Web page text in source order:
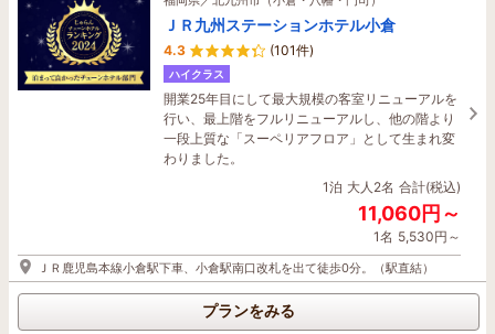
10,340円～
●西鉄久留米駅より車で3分、JR久留米駅より車で3分●福岡空港連絡バス停
プランをみる
ホテルグランスパ アベニュー
4.3
(1,697件)
甘木ICより車で7分、筑後小郡ICより車で19分、
11種の貸切風呂や大浴場・露天風呂で源泉かけ流
しpH10.0天然温泉を満喫◆天然温泉付客室も好
ＪＲ九州ステーションホテル小倉
4.3 (101件)
ハイクラス
開業25年目にして最大規模の客室リニューアルを
行い、最上階をフルリニューアルし、他の階より
一段上質な「スーペリアフロア」として生まれ変
わりました。
1泊 大人2名 合計(税込)
11,060円～
1名 5,530円～
ＪＲ鹿児島本線小倉駅下車、小倉駅南口改札を出て徒歩0分。（駅直結）
プランをみる